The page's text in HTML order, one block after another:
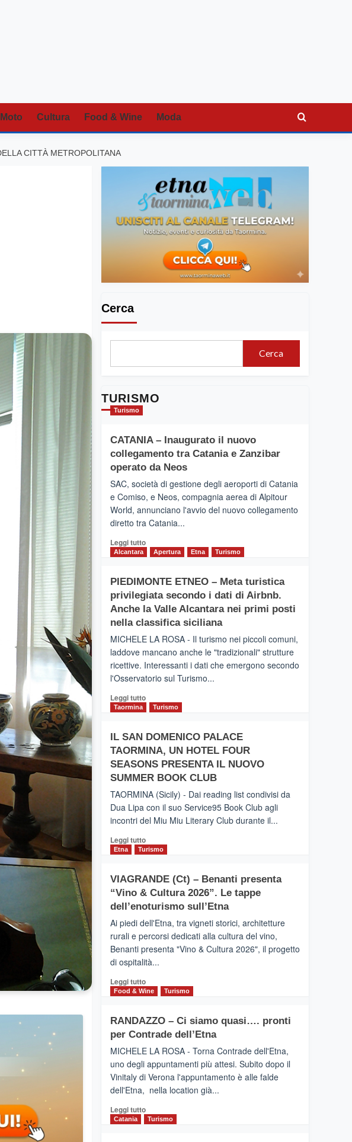
Cultura Food & Wine Moda
CITTÀ METROPOLITANA
Cerca
Cerca
TURISMO
Turismo
CATANIA – Inaugurato il nuovo
collegamento tra Catania e Zanzibar
operato da Neos
SAC, società di gestione degli aeroporti di Catania
e Comiso, e Neos, compagnia aerea di Alpitour
World, annunciano l'avvio del nuovo collegamento
diretto tra Catania...
Leggi tuttoLeggi
CATANIA
–
Inaugurato
il
collegamento
tra
Catania
e
operato
da
Alcantara Apertura Etna Turismo
PIEDIMONTE ETNEO – Meta turistica
privilegiata secondo i dati di Airbnb.
Anche la Valle Alcantara nei primi posti
nella classifica siciliana
MICHELE LA ROSA - Il turismo nei piccoli comuni,
laddove mancano anche le "tradizionali" strutture
ricettive. Interessanti i dati che emergono secondo
l'Osservatorio sul Turismo...
Leggi tuttoLeggi
PIEDIMONTE
ETNEO
–
Meta
privilegiata
secondo
i
di
Airbnb.
la
Valle
Alcantara
nei
primi
classifica
siciliana
Taormina Turismo
IL SAN DOMENICO PALACE
TAORMINA, UN HOTEL FOUR
SEASONS PRESENTA IL NUOVO
SUMMER BOOK CLUB
TAORMINA (Sicily) - Dai reading list condivisi da
Dua Lipa con il suo Service95 Book Club agli
incontri del Miu Miu Literary Club durante il...
Leggi tuttoLeggi
di
IL
SAN
DOMENICO
TAORMINA,
UN
HOTEL
FOUR
PRESENTA
IL
SUMMER
BOOK
CLUB
Etna Turismo
VIAGRANDE (Ct) – Benanti presenta
“Vino & Cultura 2026”. Le tappe
dell’enoturismo sull’Etna
Ai piedi dell'Etna, tra vigneti storici, architetture
rurali e percorsi dedicati alla cultura del vino,
Benanti presenta "Vino & Cultura 2026", il progetto
di ospitalità...
Leggi tuttoLeggi
di
VIAGRANDE
(Ct)
–
presenta
“Vino
&
2026”.
Le
Food & Wine Turismo
RANDAZZO – Ci siamo quasi…. pronti
per Contrade dell’Etna
MICHELE LA ROSA - Torna Contrade dell'Etna,
uno degli appuntamenti più attesi. Subito dopo il
Vinitaly di Verona l'appuntamento è alle falde
dell'Etna, nella location già...
Leggi tuttoLeggi
di
Catania Turismo